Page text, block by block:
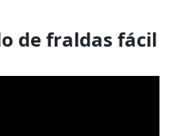
de fraldas fácil